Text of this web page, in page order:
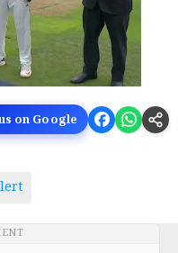
on Google